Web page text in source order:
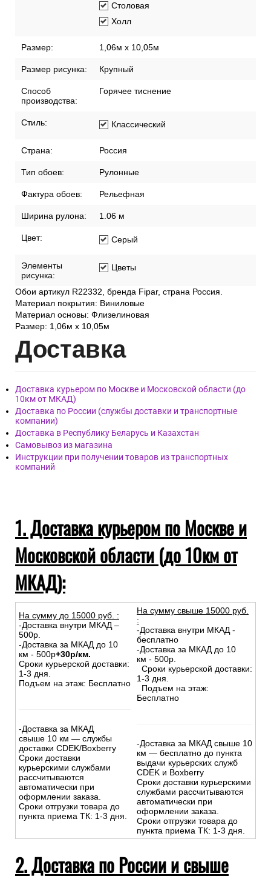
Столовая
Холл
Размер: 1,06м х 10,05м
Размер рисунка: Крупный
Способ
производства:
Горячее тиснение
Стиль: Классический
Страна: Россия
Тип обоев: Рулонные
Фактура обоев: Рельефная
Ширина рулона: 1.06 м
Цвет: Серый
Элементы
рисунка:
Цветы
Обои артикул R22332, бренда Fipar, страна Россия.
Материал покрытия: Виниловые
Материал основы: Флизелиновая
Размер: 1,06м х 10,05м
Доставка
Доставка курьером по Москве и Московской области (до
10км от МКАД)
Доставка по России (службы доставки и транспортные
компании)
Доставка в Республику Беларусь и Казахстан
Самовывоз из магазина
Инструкции при получении товаров из транспортных
компаний
1. Доставка курьером по Москве и
Московской области (до 10км от
МКАД):
На сумму до 15000 руб. :
-Доставка внутри МКАД –
500р.
-Доставка за МКАД до 10
км - 500р+30р/км.
Сроки курьерской доставки:
1-3 дня.
Подъем на этаж: Бесплатно
-Доставка за МКАД
свыше 10 км — службы
доставки CDEK/Boxberry
Сроки доставки
курьерскими службами
рассчитываются
автоматически при
оформлении заказа.
Сроки отгрузки товара до
пункта приема ТК: 1-3 дня.
На сумму свыше 15000 руб.
:
-Доставка внутри МКАД -
бесплатно
-Доставка за МКАД до 10
км - 500р.
Сроки курьерской доставки:
1-3 дня.
Подъем на этаж:
Бесплатно
-Доставка за МКАД свыше 10
км — бесплатно до пункта
выдачи курьерских служб
CDEK и Boxberry
Сроки доставки курьерскими
службами рассчитываются
автоматически при
оформлении заказа.
Сроки отгрузки товара до
пункта приема ТК: 1-3 дня.
2. Доставка по России и свыше